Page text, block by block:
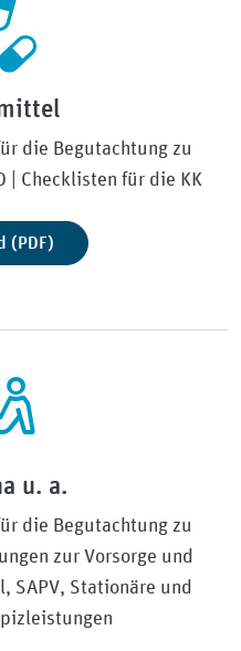
die Begutachtung zu
| Checklisten für die KK
(PDF)
u. a.
die Begutachtung zu
zur Vorsorge und
SAPV, Stationäre und